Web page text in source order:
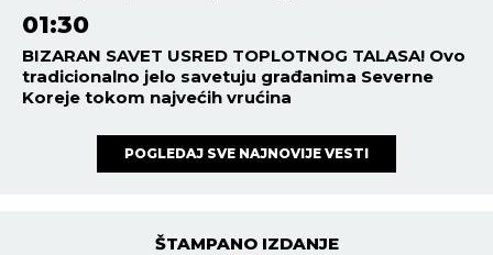
01:30
BIZARAN SAVET USRED TOPLOTNOG TALASA! Ovo
tradicionalno jelo savetuju građanima Severne
Koreje tokom najvećih vrućina
POGLEDAJ SVE NAJNOVIJE VESTI
ŠTAMPANO IZDANJE